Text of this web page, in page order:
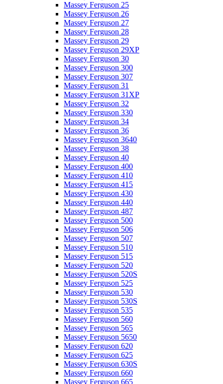
Massey Ferguson 25
Massey Ferguson 26
Massey Ferguson 27
Massey Ferguson 28
Massey Ferguson 29
Massey Ferguson 29XP
Massey Ferguson 30
Massey Ferguson 300
Massey Ferguson 307
Massey Ferguson 31
Massey Ferguson 31XP
Massey Ferguson 32
Massey Ferguson 330
Massey Ferguson 34
Massey Ferguson 36
Massey Ferguson 3640
Massey Ferguson 38
Massey Ferguson 40
Massey Ferguson 400
Massey Ferguson 410
Massey Ferguson 415
Massey Ferguson 430
Massey Ferguson 440
Massey Ferguson 487
Massey Ferguson 500
Massey Ferguson 506
Massey Ferguson 507
Massey Ferguson 510
Massey Ferguson 515
Massey Ferguson 520
Massey Ferguson 520S
Massey Ferguson 525
Massey Ferguson 530
Massey Ferguson 530S
Massey Ferguson 535
Massey Ferguson 560
Massey Ferguson 565
Massey Ferguson 5650
Massey Ferguson 620
Massey Ferguson 625
Massey Ferguson 630S
Massey Ferguson 660
Massey Ferguson 665